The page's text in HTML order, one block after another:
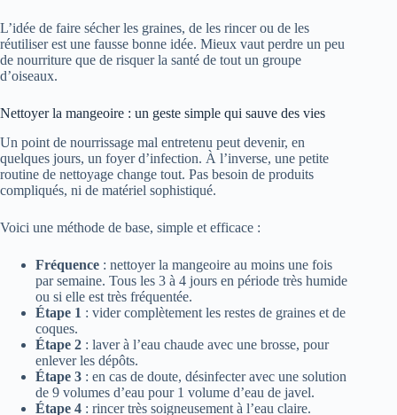
L’idée de faire sécher les graines, de les rincer ou de les
réutiliser est une fausse bonne idée. Mieux vaut perdre un peu
de nourriture que de risquer la santé de tout un groupe
d’oiseaux.
Nettoyer la mangeoire : un geste simple qui sauve des vies
Un point de nourrissage mal entretenu peut devenir, en
quelques jours, un foyer d’infection. À l’inverse, une petite
routine de nettoyage change tout. Pas besoin de produits
compliqués, ni de matériel sophistiqué.
Voici une méthode de base, simple et efficace :
Fréquence : nettoyer la mangeoire au moins une fois
par semaine. Tous les 3 à 4 jours en période très humide
ou si elle est très fréquentée.
Étape 1 : vider complètement les restes de graines et de
coques.
Étape 2 : laver à l’eau chaude avec une brosse, pour
enlever les dépôts.
Étape 3 : en cas de doute, désinfecter avec une solution
de 9 volumes d’eau pour 1 volume d’eau de javel.
Étape 4 : rincer très soigneusement à l’eau claire.